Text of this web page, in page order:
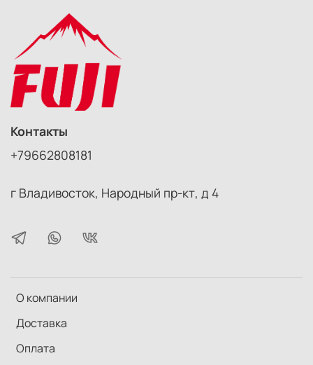
О компании
Доставка
Оплата
Контакты
+79662808181
г Владивосток, Народный пр-кт, д 4